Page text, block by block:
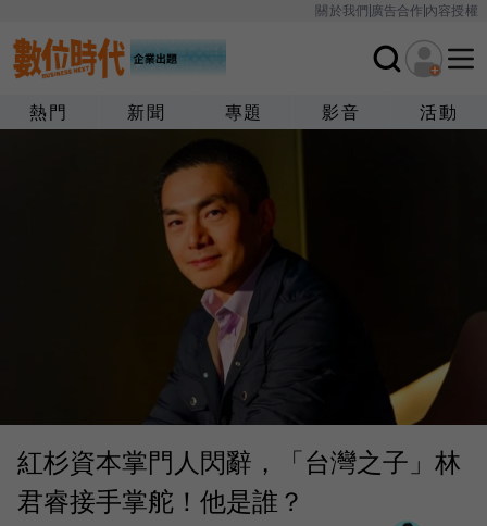
關於我們廣告合作內容授權
熱門 新聞 專題 影音 活動
紅杉資本掌門人閃辭，「台灣之子」林
君睿接手掌舵！他是誰？